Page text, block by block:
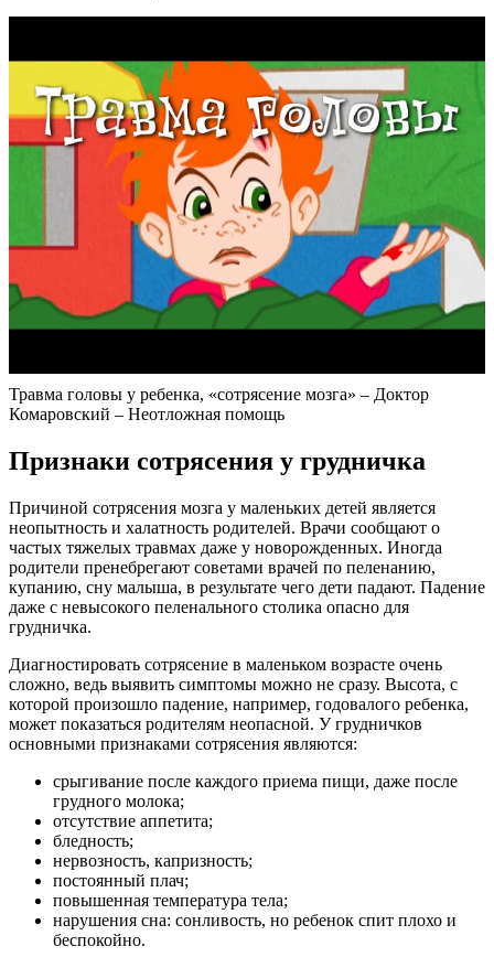
Травма головы у ребенка, «сотрясение мозга» – Доктор
Комаровский – Неотложная помощь
Признаки сотрясения у грудничка
Причиной сотрясения мозга у маленьких детей является
неопытность и халатность родителей. Врачи сообщают о
частых тяжелых травмах даже у новорожденных. Иногда
родители пренебрегают советами врачей по пеленанию,
купанию, сну малыша, в результате чего дети падают. Падение
даже с невысокого пеленального столика опасно для
грудничка.
Диагностировать сотрясение в маленьком возрасте очень
сложно, ведь выявить симптомы можно не сразу. Высота, с
которой произошло падение, например, годовалого ребенка,
может показаться родителям неопасной. У грудничков
основными признаками сотрясения являются:
срыгивание после каждого приема пищи, даже после
грудного молока;
отсутствие аппетита;
бледность;
нервозность, капризность;
постоянный плач;
повышенная температура тела;
нарушения сна: сонливость, но ребенок спит плохо и
беспокойно.